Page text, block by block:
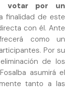
votar por un
finalidad de este
con él. Ante
como un
Por su
de los
asumirá el
tanto a las